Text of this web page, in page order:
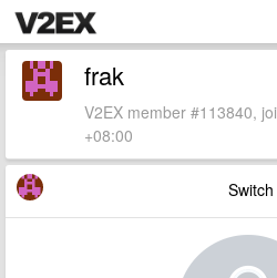
frak
V2EX member #113840,
+08:00